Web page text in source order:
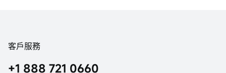
客戶服務
+1 888 721 0660